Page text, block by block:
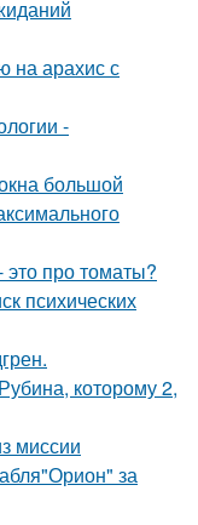
на арахис с
-
большой
это про томаты?
психических
которому 2,
миссии
за